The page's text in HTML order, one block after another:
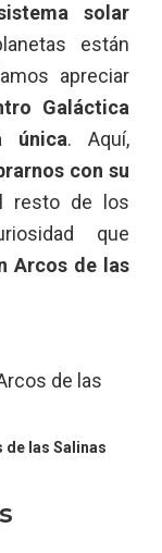
solar
están
apreciar
Galáctica
única. Aquí,
con su
resto de los
que
Arcos de las
de las Salinas